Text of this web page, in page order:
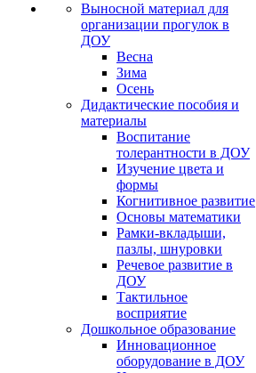
Выносной материал для
организации прогулок в
ДОУ
Весна
Зима
Осень
Дидактические пособия и
материалы
Воспитание
толерантности в ДОУ
Изучение цвета и
формы
Когнитивное развитие
Основы математики
Рамки-вкладыши,
пазлы, шнуровки
Речевое развитие в
ДОУ
Тактильное
восприятие
Дошкольное образование
Инновационное
оборудование в ДОУ